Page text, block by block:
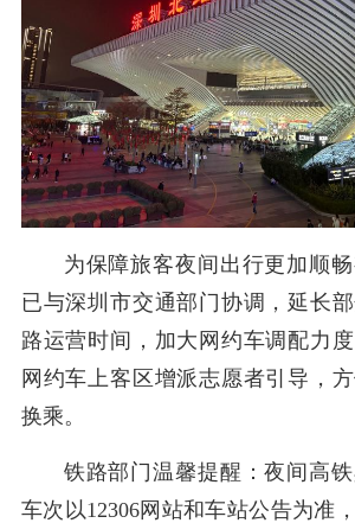
为保障旅客夜间出行更加顺
已与深圳市交通部门协调，延长
路运营时间，加大网约车调配力度
网约车上客区增派志愿者引导，
换乘。
铁路部门温馨提醒：夜间高铁
车次以12306网站和车站公告为准